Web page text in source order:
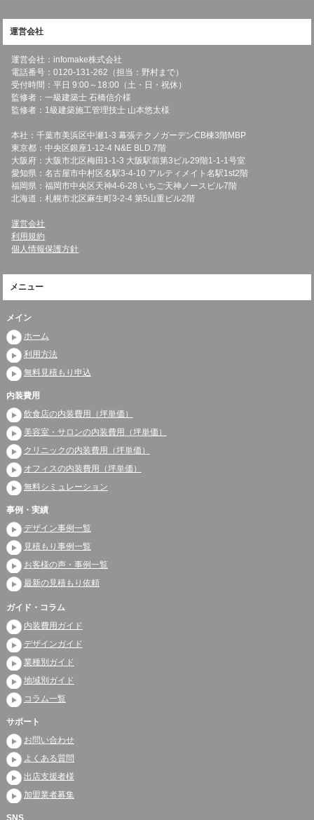
運営会社
運営会社：infomake株式会社
電話番号：0120-131-262（担当：野村まで）
受付時間：平日 9:00～18:00（土・日・祝休）
監修者：一級建築士 石橋信介様
監修者：1級建築施工管理技士 山本悠太様
本社：千葉市美浜区中瀬1-3 幕張テクノガーデンCB棟3階MBP
東京都：中央区銀座1-12-4 N&E BLD.7階
大阪府：大阪市北区梅田1-1-3 大阪駅前第3ビル29階1-1-1号室
愛知県：名古屋市中村区名駅3-4-10 アルティメイト名駅1st2階
福岡県：福岡市中央区天神4-6-28 いちご天神ノースビル7階
北海道：札幌市北区麻生町3-2-4 第5山重ビル2階
運営会社
利用規約
個人情報保護方針
メニュー
メイン
ホーム
利用方法
無料見積もり申込
内装費用
飲食店の内装費用（坪単価）
美容室・サロンの内装費用（坪単価）
クリニックの内装費用（坪単価）
オフィスの内装費用（坪単価）
無料シミュレーション
事例・実績
デザイン事例一覧
見積もり事例一覧
お客様の声・事例一覧
最新の見積もり依頼
ガイド・コラム
内装費用ガイド
デザインガイド
業種別ガイド
地域別ガイド
コラム一覧
サポート
お問い合わせ
よくある質問
出店支援者様
加盟業者募集
SNS